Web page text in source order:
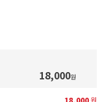
18,000원
18,000원